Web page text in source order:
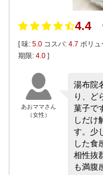
4.4
[ 味: 5.0 コスパ: 4.7 ボリュ
期限: 4.0 ]
あおママさん
（女性）
湯布院
り、ど
菓子で
しだけ
す。少
した食
相性抜
も満腹